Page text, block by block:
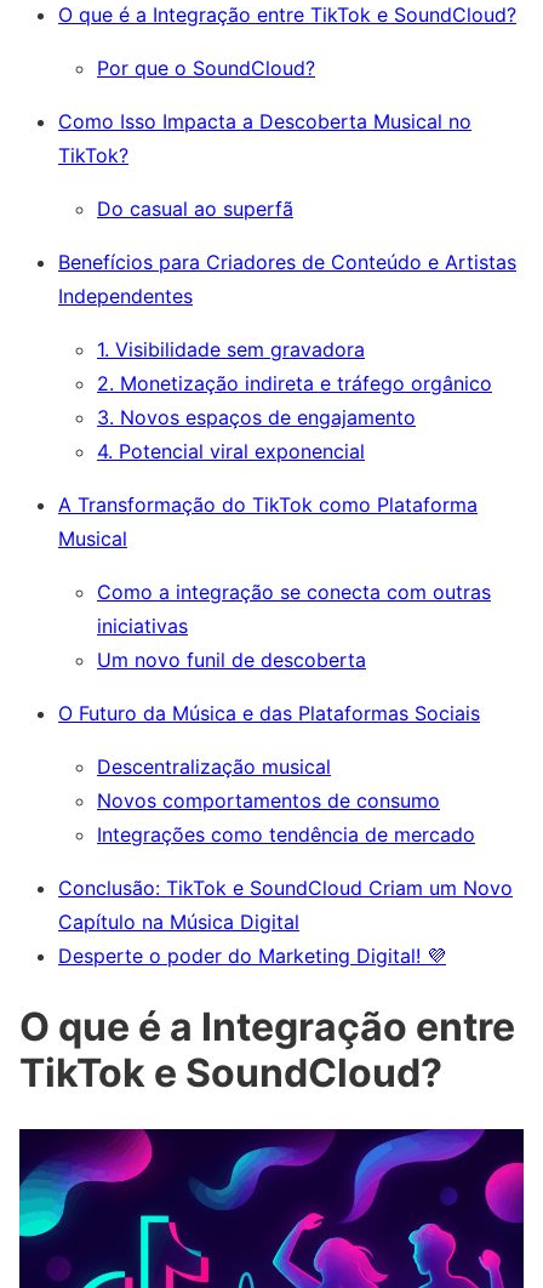
O que é a Integração entre TikTok e SoundCloud?
Por que o SoundCloud?
Como Isso Impacta a Descoberta Musical no
TikTok?
Do casual ao superfã
Benefícios para Criadores de Conteúdo e Artistas
Independentes
1. Visibilidade sem gravadora
2. Monetização indireta e tráfego orgânico
3. Novos espaços de engajamento
4. Potencial viral exponencial
A Transformação do TikTok como Plataforma
Musical
Como a integração se conecta com outras
iniciativas
Um novo funil de descoberta
O Futuro da Música e das Plataformas Sociais
Descentralização musical
Novos comportamentos de consumo
Integrações como tendência de mercado
Conclusão: TikTok e SoundCloud Criam um Novo
Capítulo na Música Digital
Desperte o poder do Marketing Digital! 💜
O que é a Integração entre
TikTok e SoundCloud?